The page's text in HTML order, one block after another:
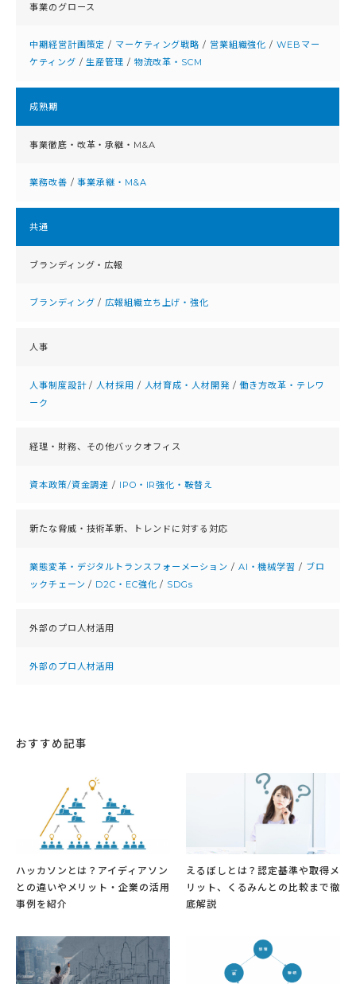
事業のグロース
中期経営計画策定 / マーケティング戦略 / 営業組織強化 / WEBマー
ケティング /生産管理 / 物流改革・SCM
成熟期
事業徹底・改⾰・承継・M&A
業務改善 /事業承継・M&A
共通
ブランディング・広報
ブランディング /広報組織立ち上げ・強化
人事
人事制度設計/ 人材採用 / 人材育成・人材開発/働き方改革・テレワ
ーク
経理・財務、 その他バックオフィス
資本政策/資金調達 / IPO・IR強化・鞍替え
新たな脅威・技術革新、 トレンドに対する対応
業態変革・デジタルトランスフォーメーション / AI・機械学習 / ブロ
ックチェーン / D2C・EC強化 / SDGs
外部のプロ人材活用
外部のプロ人材活用
おすすめ記事
ハッカソンとは？アイディアソン
との違いやメリット・企業の活用
事例を紹介
えるぼしとは？認定基準や取得メ
リット、くるみんとの比較まで徹
底解説